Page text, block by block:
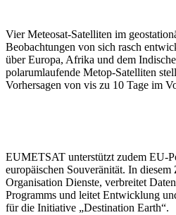
Vier Meteosat-Satelliten im
Beobachtungen von sich rasch
über Europa, Afrika und dem
polarumlaufende Metop-Satelliten
Vorhersagen von vis zu 10 Tage im
EUMETSAT unterstützt zudem EU-
europäischen Souveränität. In
Organisation Dienste, verbreitet
Programms und leitet Entwicklung
für die Initiative „Destination Earth“.